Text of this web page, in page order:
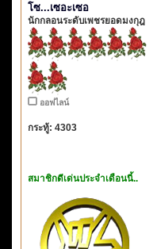
โซ...เซอะเซอ
นักกลอนระดับเพชรยอดมงกุฎ
ออฟไลน์
กระทู้: 4303
สมาชิกดีเด่นประจำเดือนนี้..